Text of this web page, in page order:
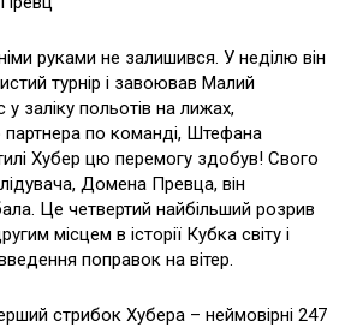
руками не залишився. У неділю він
турнір і завоював Малий
заліку польотів на лижах,
по команді, Штефана
Хубер цю перемогу здобув! Свого
Домена Превца, він
Це четвертий найбільший розрив
місцем в історії Кубка світу і
поправок на вітер.
стрибок Хубера – неймовірні 247